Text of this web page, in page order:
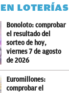
LOTERÍAS
Bonoloto: comprobar
el resultado del
sorteo de hoy,
viernes 7 de agosto
de 2026
Euromillones:
comprobar el